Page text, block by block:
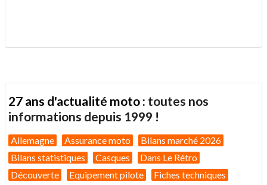
27 ans d'actualité moto : toutes nos
informations depuis 1999 !
Allemagne Assurance moto
Bilans marché 2026
Bilans statistiques
Casques
Dans Le Rétro
Découverte
Equipement pilote Fiches techniques